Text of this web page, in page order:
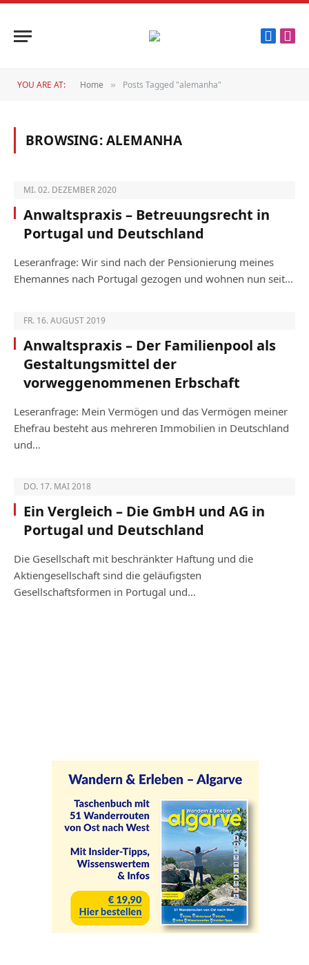
YOU ARE AT: Home » Posts Tagged "alemanha"
BROWSING:ALEMANHA
MI. 02. DEZEMBER 2020
Anwaltspraxis – Betreuungsrecht in
Portugal und Deutschland
Leseranfrage: Wir sind nach der Pensionierung meines
Ehemannes nach Portugal gezogen und wohnen nun seit…
FR. 16. AUGUST 2019
Anwaltspraxis – Der Familienpool als
Gestaltungsmittel der
vorweggenommenen Erbschaft
Leseranfrage: Mein Vermögen und das Vermögen meiner
Ehefrau besteht aus mehreren Immobilien in Deutschland
und…
DO. 17. MAI 2018
Ein Vergleich – Die GmbH und AG in
Portugal und Deutschland
Die Gesellschaft mit beschränkter Haftung und die
Aktiengesellschaft sind die geläufigsten
Gesellschaftsformen in Portugal und…